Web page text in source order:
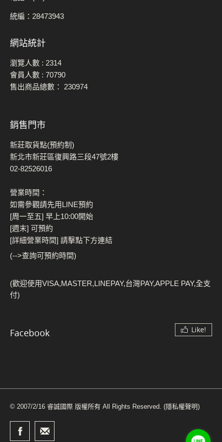
統編：28473943
網站統計
瀏覽人數 : 2314
會員人數 : 70790
售出商品總數： 230974
銷售門市
新莊取貨點(預約制)
新北市新莊區復興路三段47號2樓
02-82526016
營業時間：
如需參觀請先用LINE預約
[周一至五] 早上10:00開始
[週末] 可預約
[詳細營業時間] 請擊點下方連結
(-->查詢可預約時間)
(歡迎使用VISA,MASTER,LINEPAY,台灣PAY,APPLE PAY,全支
付)
Facebook Like!
© 2007/2/16 睿誠國際 版權所有 All Rights Reserved. (隱私權聲明)